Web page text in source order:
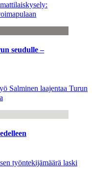
seudulle –
Salminen laajentaa Turun
työntekijämäärä laski